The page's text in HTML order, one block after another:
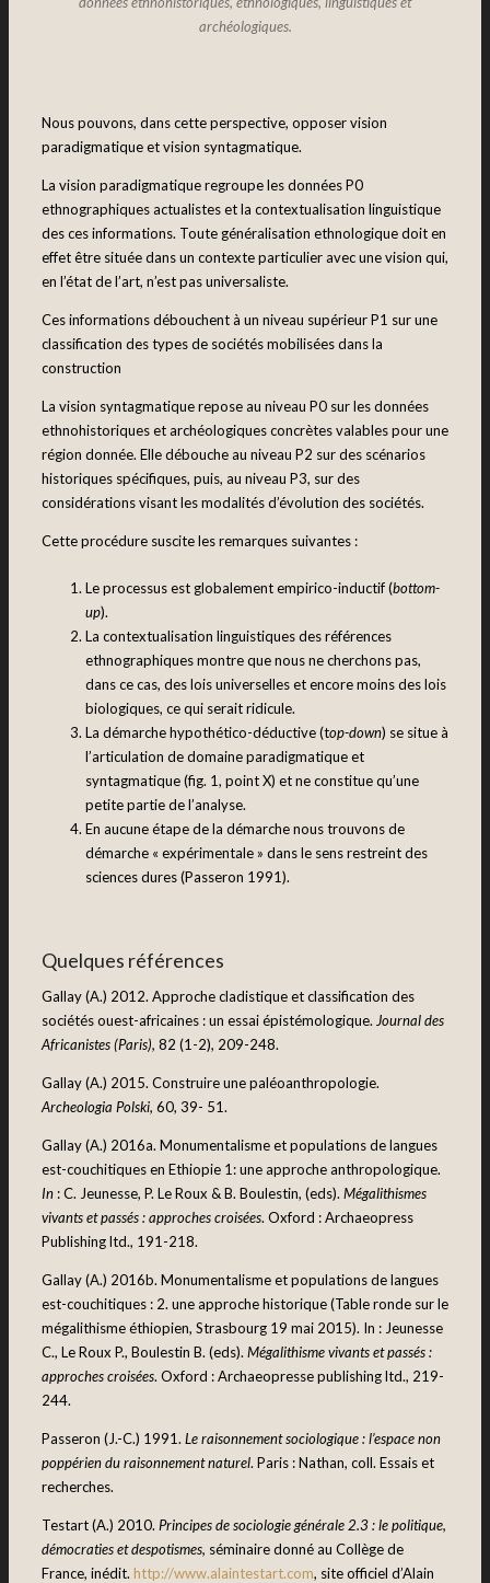
archéologiques.
Nous pouvons, dans cette perspective, opposer vision
paradigmatique et vision syntagmatique.
La vision paradigmatique regroupe les données P0
ethnographiques actualistes et la contextualisation linguistique
des ces informations. Toute généralisation ethnologique doit en
effet être située dans un contexte particulier avec une vision qui,
en l’état de l’art, n’est pas universaliste.
Ces informations débouchent à un niveau supérieur P1 sur une
classification des types de sociétés mobilisées dans la
construction
La vision syntagmatique repose au niveau P0 sur les données
ethnohistoriques et archéologiques concrètes valables pour une
région donnée. Elle débouche au niveau P2 sur des scénarios
historiques spécifiques, puis, au niveau P3, sur des
considérations visant les modalités d’évolution des sociétés.
Cette procédure suscite les remarques suivantes :
Le processus est globalement empirico-inductif (bottom-
up).
La contextualisation linguistiques des références
ethnographiques montre que nous ne cherchons pas,
dans ce cas, des lois universelles et encore moins des lois
biologiques, ce qui serait ridicule.
La démarche hypothético-déductive (top-down) se situe à
l’articulation de domaine paradigmatique et
syntagmatique (fig. 1, point X) et ne constitue qu’une
petite partie de l’analyse.
En aucune étape de la démarche nous trouvons de
démarche « expérimentale » dans le sens restreint des
sciences dures (Passeron 1991).
Quelques références
Gallay (A.) 2012. Approche cladistique et classification des
sociétés ouest-africaines : un essai épistémologique. Journal des
Africanistes (Paris), 82 (1-2), 209-248.
Gallay (A.) 2015. Construire une paléoanthropologie.
Archeologia Polski, 60, 39- 51.
Gallay (A.) 2016a. Monumentalisme et populations de langues
est-couchitiques en Ethiopie 1: une approche anthropologique.
In : C. Jeunesse, P. Le Roux & B. Boulestin, (eds). Mégalithismes
vivants et passés : approches croisées. Oxford : Archaeopress
Publishing ltd., 191-218.
Gallay (A.) 2016b. Monumentalisme et populations de langues
est-couchitiques : 2. une approche historique (Table ronde sur le
mégalithisme éthiopien, Strasbourg 19 mai 2015). In : Jeunesse
C., Le Roux P., Boulestin B. (eds). Mégalithisme vivants et passés :
approches croisées. Oxford : Archaeopresse publishing ltd., 219-
244.
Passeron (J.-C.) 1991. Le raisonnement sociologique : l’espace non
poppérien du raisonnement naturel. Paris : Nathan, coll. Essais et
recherches.
Testart (A.) 2010. Principes de sociologie générale 2.3 : le politique,
démocraties et despotismes, séminaire donné au Collège de
France, inédit. http://www.alaintestart.com, site officiel d’Alain